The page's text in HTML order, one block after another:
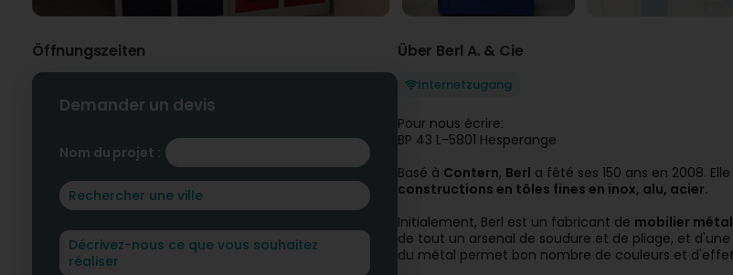
Öffnungszeiten
Demander un devis
Nom du projet :
Über Berl A. & Cie
Internetzugang
Pour nous écrire:
BP 43 L-5801 Hesperange
Basé à Contern, Berl a fêté ses 150 ans en 2008.
constructions en tôles fines en inox, alu, acier.
Initialement, Berl est un fabricant de mobilier
de tout un arsenal de soudure et de pliage, et
du métal permet bon nombre de couleurs et